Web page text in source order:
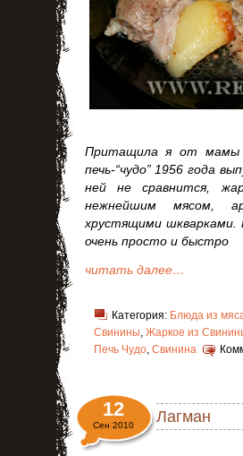
Притащила я от мамы
печь-“чудо” 1956 года
ней не сравнится,
нежнейшим мясом,
хрустящими
очень просто и быстро
читать далее…
Категория: Блюда из
Свинины, Жаркое из
Печь Чудо, Свинина
Лагман
12
Сен 2010